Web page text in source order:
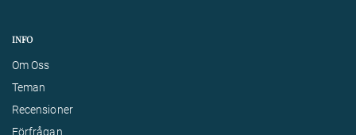
INFO
Om Oss
Teman
Recensioner
Förfrågan